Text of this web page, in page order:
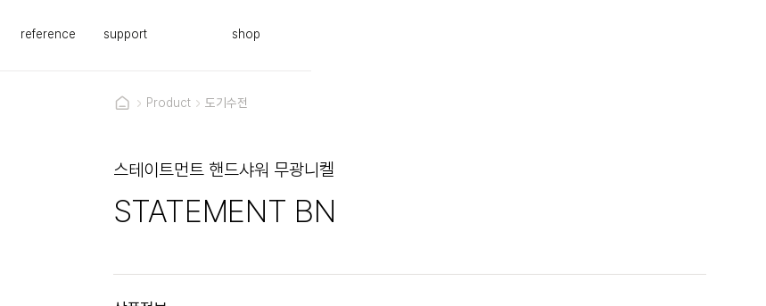
reference support shop
Product 도기수전
스테이트먼트 핸드샤워 무광니켈
STATEMENT BN